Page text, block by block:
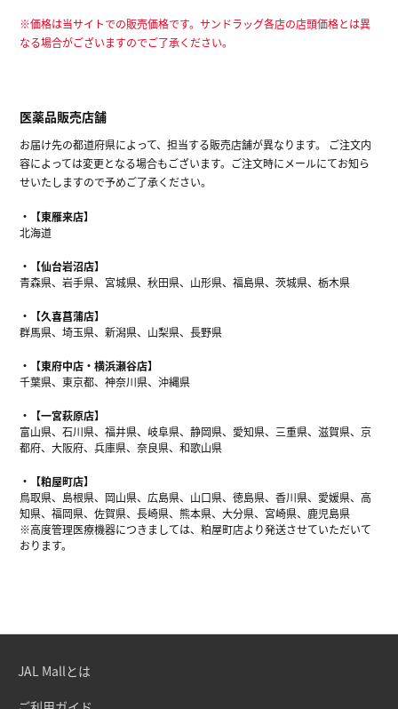
※価格は当サイトでの販売価格です。サンドラッグ各店の店頭価格とは異
なる場合がございますのでご了承ください。
医薬品販売店舗
お届け先の都道府県によって、担当する販売店舗が異なります。 ご注文内
容によっては変更となる場合もございます。ご注文時にメールにてお知ら
せいたしますので予めご了承ください。
【東雁来店】
北海道
【仙台岩沼店】
青森県、岩手県、宮城県、秋田県、山形県、福島県、茨城県、栃木県
【久喜菖蒲店】
群馬県、埼玉県、新潟県、山梨県、長野県
【東府中店・横浜瀬谷店】
千葉県、東京都、神奈川県、沖縄県
【一宮萩原店】
富山県、石川県、福井県、岐阜県、静岡県、愛知県、三重県、滋賀県、京
都府、大阪府、兵庫県、奈良県、和歌山県
【粕屋町店】
鳥取県、島根県、岡山県、広島県、山口県、徳島県、香川県、愛媛県、高
知県、福岡県、佐賀県、長崎県、熊本県、大分県、宮崎県、鹿児島県
※高度管理医療機器につきましては、粕屋町店より発送させていただいて
おります。
JAL Mallとは